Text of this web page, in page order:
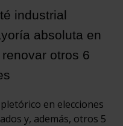
industrial
absoluta en
otros 6
en elecciones
y, además, otros 5